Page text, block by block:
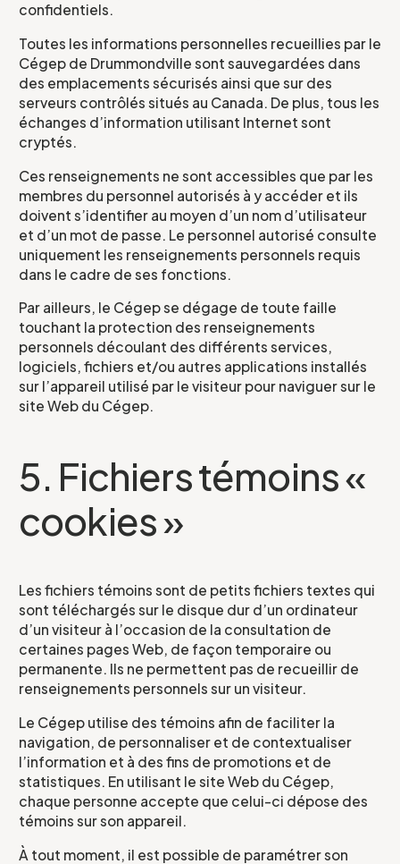
confidentiels.
Toutes les informations personnelles recueillies par le
Cégep de Drummondville sont sauvegardées dans
des emplacements sécurisés ainsi que sur des
serveurs contrôlés situés au Canada. De plus, tous les
échanges d’information utilisant Internet sont
cryptés.
Ces renseignements ne sont accessibles que par les
membres du personnel autorisés à y accéder et ils
doivent s’identifier au moyen d’un nom d’utilisateur
et d’un mot de passe. Le personnel autorisé consulte
uniquement les renseignements personnels requis
dans le cadre de ses fonctions.
Par ailleurs, le Cégep se dégage de toute faille
touchant la protection des renseignements
personnels découlant des différents services,
logiciels, fichiers et/ou autres applications installés
sur l’appareil utilisé par le visiteur pour naviguer sur le
site Web du Cégep.
5. Fichiers témoins «
cookies »
Les fichiers témoins sont de petits fichiers textes qui
sont téléchargés sur le disque dur d’un ordinateur
d’un visiteur à l’occasion de la consultation de
certaines pages Web, de façon temporaire ou
permanente. Ils ne permettent pas de recueillir de
renseignements personnels sur un visiteur.
Le Cégep utilise des témoins afin de faciliter la
navigation, de personnaliser et de contextualiser
l’information et à des fins de promotions et de
statistiques. En utilisant le site Web du Cégep,
chaque personne accepte que celui-ci dépose des
témoins sur son appareil.
À tout moment, il est possible de paramétrer son
Formulaire
d'intérêt
Le CCEG et ses partenaires sont
régulièrement à la recherche de gens pour
participer à ses projets, études, sondages,
essais. Écrivez-nous ci-dessous pour nous
faire connaître votre intérêt.